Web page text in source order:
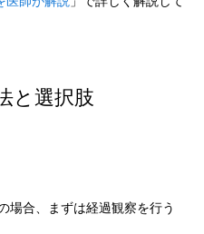
と選択肢
場合、まずは経過観察を行う